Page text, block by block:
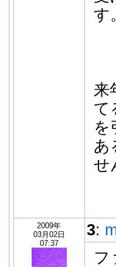
す
来
て
を
あ
せ
2009年
03月02日
07:37
3:
フ